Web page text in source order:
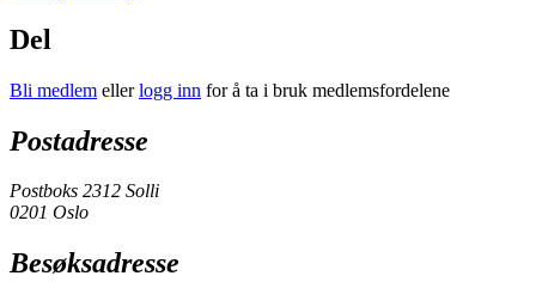
Del
Bli medlem ellerlogg inn for å ta i bruk medlemsfordelene
Postadresse
Postboks 2312 Solli
0201 Oslo
Besøksadresse